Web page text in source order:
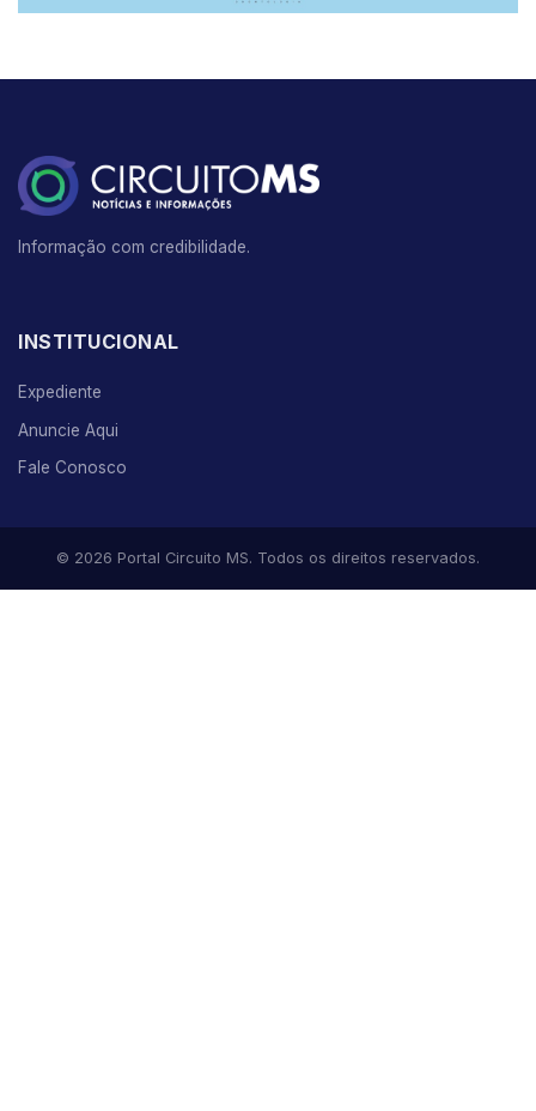
Informação com credibilidade.
INSTITUCIONAL
Expediente
Anuncie Aqui
Fale Conosco
© 2026 Portal Circuito MS. Todos os direitos reservados.